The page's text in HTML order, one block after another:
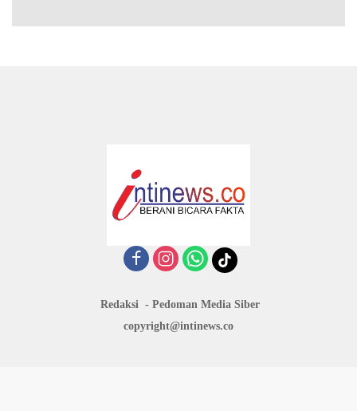
Redaksi
Pedoman Media Siber
copyright@intinews.co